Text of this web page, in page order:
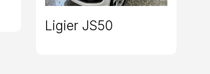
Ligier JS50